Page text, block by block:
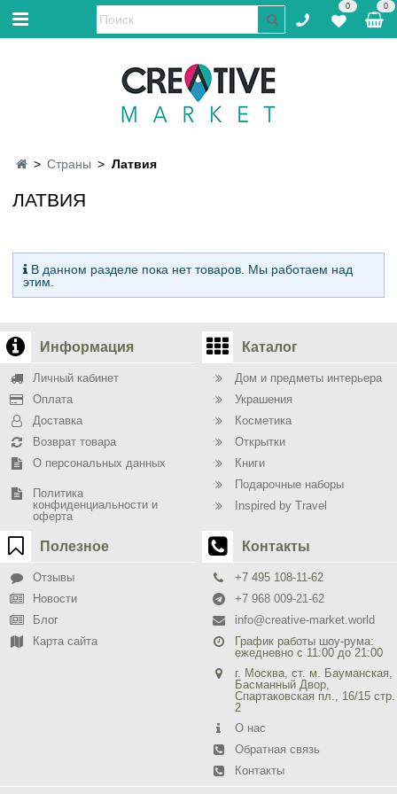
0 0
Страны Латвия
ЛАТВИЯ
В данном разделе пока нет товаров. Мы работаем над
этим.
Информация
Личный кабинет
Оплата
Доставка
Возврат товара
О персональных данных
Политика
конфиденциальности и
оферта
Каталог
Дом и предметы интерьера
Украшения
Косметика
Открытки
Книги
Подарочные наборы
Inspired by Travel
Полезное
Отзывы
Новости
Блог
Карта сайта
Контакты
+7 495 108-11-62
+7 968 009-21-62
info@creative-market.world
График работы шоу-рума:
ежедневно с 11:00 до 21:00
г. Москва, ст. м. Бауманская,
Басманный Двор,
Спартаковская пл., 16/15 стр.
2
О нас
Обратная связь
Контакты